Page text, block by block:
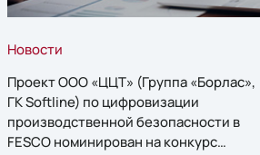
Новости
Проект ООО «ЦЦТ» (Группа «Борлас»,
ГК Softline) по цифровизации
производственной безопасности в
FESCO номинирован на конкурс